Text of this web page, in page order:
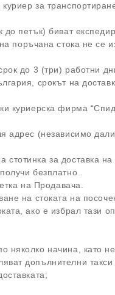
за
петък) биват
поръчана стока не се
до 3 (три) работни
срокът на
куриерска фирма
адрес (независимо
за доставка на
безплатно .
на Продавача.
на стоката на
ако е избрал тази
начина, като
допълнителни